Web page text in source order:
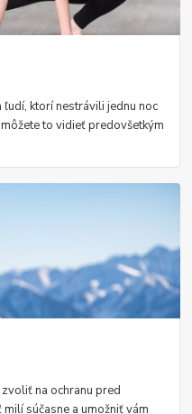
ktorí nestrávili jednu noc
to vidieť predovšetkým
na ochranu pred
súčasne a umožniť vám